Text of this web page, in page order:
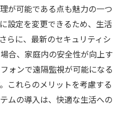
が可能である点も魅力の一つ
設定を変更できるため、生活
らに、最新のセキュリティシ
合、家庭内の安全性が向上す
ォンで遠隔監視が可能になる
これらのメリットを考慮する
ムの導入は、快適な生活への